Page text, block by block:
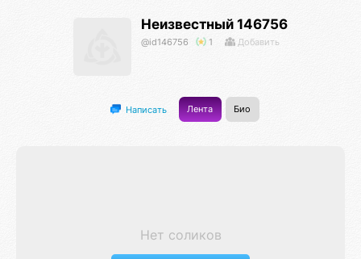
Неизвестный 146756
@id146756 1 Добавить
Написать Лента Био
Нет соликов